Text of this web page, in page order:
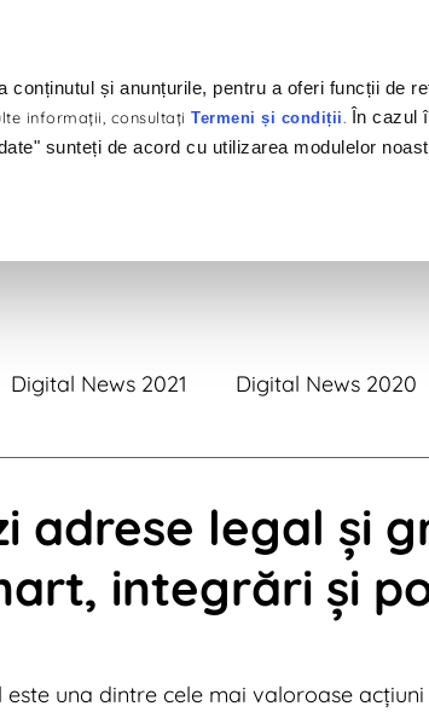
conținutul și anunțurile, pentru a oferi funcții de
informaţii, consultaţiTermeni și condiții . În cazul
sunteți de acord cu utilizarea modulelor
Digital News 2021 Digital News 2020
Digital News 2012 Digital News
adrese legal și
integrări și
una dintre cele mai valoroase